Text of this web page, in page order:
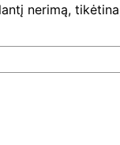
nerimą,